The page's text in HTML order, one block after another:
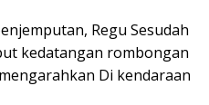
Regu Sesudah
kedatangan rombongan
Di kendaraan